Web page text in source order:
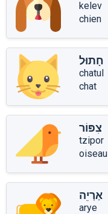
kelev
chien
חָתוּל
chatul
chat
צִפּוֹר
tzipor
oiseau
אַרְיֵה
arye